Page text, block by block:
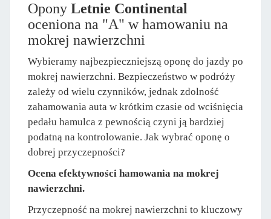
Opony Letnie Continental
oceniona na "A" w hamowaniu na
mokrej nawierzchni
Wybieramy najbezpieczniejszą oponę do jazdy po
mokrej nawierzchni. Bezpieczeństwo w podróży
zależy od wielu czynników, jednak zdolność
zahamowania auta w krótkim czasie od wciśnięcia
pedału hamulca z pewnością czyni ją bardziej
podatną na kontrolowanie. Jak wybrać oponę o
dobrej przyczepności?
Ocena efektywności hamowania na mokrej
nawierzchni.
Przyczepność na mokrej nawierzchni to kluczowy